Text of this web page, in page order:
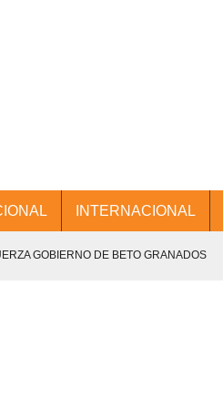
INTERNACIONAL
GOBIERNO DE BETO GRANADOS
MESA DE TRABAJO CON PRESIDENTES